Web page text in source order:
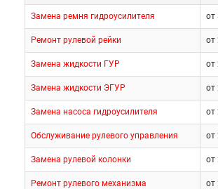
Замена ремня гидроусилителя от
Ремонт рулевой рейки от
Замена жидкости ГУР от
Замена жидкости ЭГУР от
Замена насоса гидроусилителя от
Обслуживание рулевого управления от
Замена рулевой колонки от
Ремонт рулевого механизма от